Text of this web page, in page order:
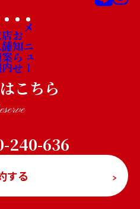
こちら
240-636
する
メニュー
お知らせ
店舗案内